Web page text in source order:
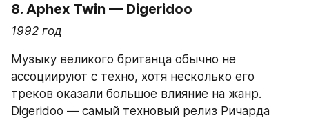
8. Aphex Twin — Digeridoo
1992 год
Музыку великого британца обычно не
ассоциируют с техно, хотя несколько его
треков оказали большое влияние на жанр.
Digeridoo — самый техновый релиз Ричарда